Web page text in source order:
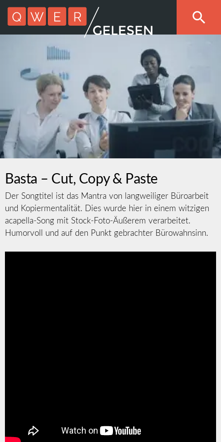
Basta – Cut, Copy & Paste
Der Songtitel ist das Mantra von langweiliger Büroarbeit
und Kopiermentalität. Dies wurde hier in einem witzigen
acapella-Song mit Stock-Foto-Äußerem verarbeitet.
Humorvoll und auf den Punkt gebrachter Bürowahnsinn.